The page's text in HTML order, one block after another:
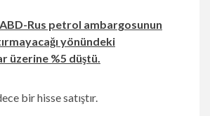
Rus petrol ambargosunun
yönündeki
üzerine %5 düştü.
bir hisse satıştır.